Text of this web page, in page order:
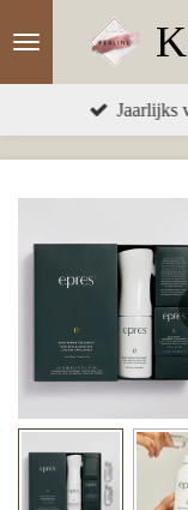
hoofdinhoud
Jaarlijks